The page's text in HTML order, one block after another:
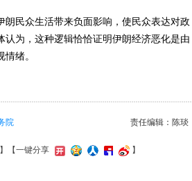
民众生活带来负面影响，使民众表达对政
为，这种逻辑恰恰证明伊朗经济恶化是由
绪。
责任编辑：陈琰
院
】 【一键分享 】